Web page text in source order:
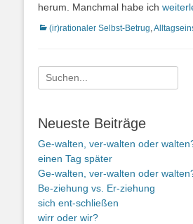
herum. Manchmal habe ich
Kategorien
(ir)rationaler Selbst-Betrug
Suche
nach:
Neueste Beiträge
Ge-walten, ver-walten oder
einen Tag später
Ge-walten, ver-walten oder
Be-ziehung vs. Er-ziehung
sich ent-schließen
wirr oder wir?